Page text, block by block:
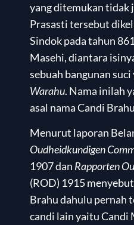
yang ditemukan tidak
Prasasti tersebut
Sindok pada tahun
Masehi, diantara
sebuah bangunan
Warahu. Nama inilah
asal nama Candi
Menurut laporan
Oudheidkundigen
1907 dan Rapporten
(ROD) 1915
Brahu dahulu pernah
candi lain yaitu Candi